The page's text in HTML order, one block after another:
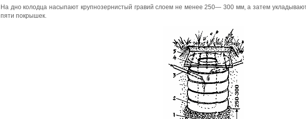
На дно колодца насыпают крупнозернистый гравий слоем не менее 250— 300 мм, а затем
пяти покрышек.